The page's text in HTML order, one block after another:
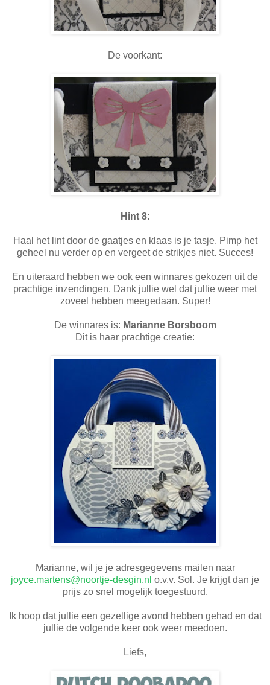
De voorkant:
Hint 8:
Haal het lint door de gaatjes en klaas is je tasje. Pimp het
geheel nu verder op en vergeet de strikjes niet. Succes!
En uiteraard hebben we ook een winnares gekozen uit de
prachtige inzendingen. Dank jullie wel dat jullie weer met
zoveel hebben meegedaan. Super!
De winnares is: Marianne Borsboom
Dit is haar prachtige creatie:
Marianne, wil je je adresgegevens mailen naar
joyce.martens@noortje-desgin.nl o.v.v. Sol. Je krijgt dan je
prijs zo snel mogelijk toegestuurd.
Ik hoop dat jullie een gezellige avond hebben gehad en dat
jullie de volgende keer ook weer meedoen.
Liefs,